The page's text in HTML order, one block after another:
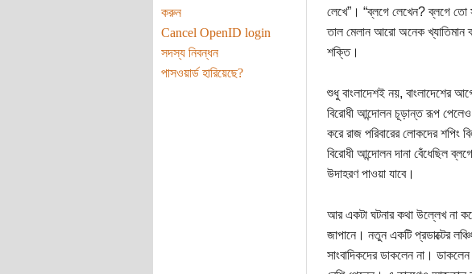
করুন
Cancel OpenID login
সদস্য নিবন্ধন
পাসওয়ার্ড হারিয়েছে?
লেখে”। “ব্লগে লেখেন? ব্লগে তো
তাল মেলান আরো অনেক খ্যাতিমান
শক্তি।
শুধু বাংলাদেশই নয়, বাংলাদেশের
বিরোধী আন্দোলন চূড়ান্ত রূপ
করে রাজ পরিবারের লোকদের
বিরোধী আন্দোলন দানা বেঁধেছিল
উদাহরণ পাওয়া যাবে।
আর একটা ঘটনার কথা উল্লেখ না
জাপানে। নতুন একটি প্রডাক্টের
সাংবাদিকদের ডাকলেন না।